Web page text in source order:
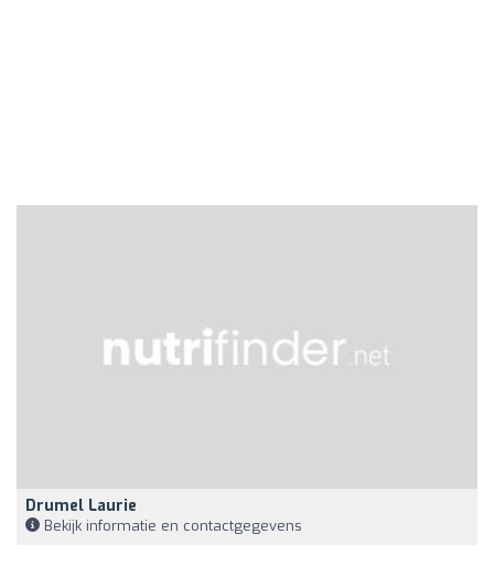
Drumel Laurie
Bekijk informatie en contactgegevens